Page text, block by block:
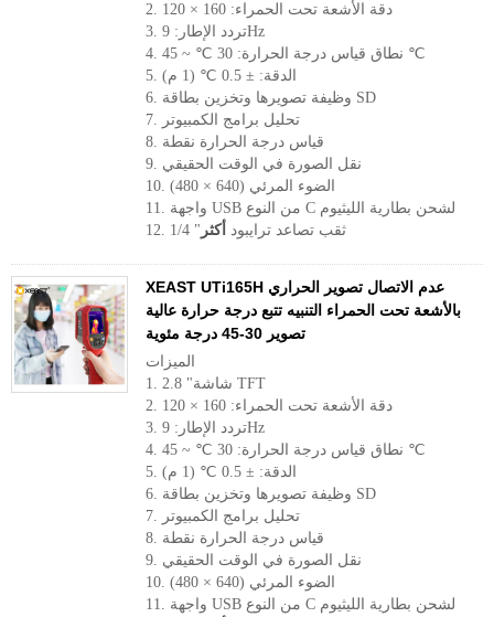
2. دقة الأشعة تحت الحمراء: 160 × 120
3. تردد الإطار: 9Hz
4. نطاق قياس درجة الحرارة: 30 ℃ ~ 45 ℃
5. الدقة: ± 0.5 ℃ (1 م)
6. وظيفة تصويرها وتخزين بطاقة SD
7. تحليل برامج الكمبيوتر
8. قياس درجة الحرارة نقطة
9. نقل الصورة في الوقت الحقيقي
10. الضوء المرئي (640 × 480)
11. واجهة USB من النوع C لشحن بطارية الليثيوم
12. 1/4 "ثقب تصاعد ترايبود أكثر
XEAST UTi165H عدم الاتصال تصوير الحراري
بالأشعة تحت الحمراء التنبيه تتبع درجة حرارة عالية
تصوير 30-45 درجة مئوية
الميزات
1. 2.8 "شاشة TFT
2. دقة الأشعة تحت الحمراء: 160 × 120
3. تردد الإطار: 9Hz
4. نطاق قياس درجة الحرارة: 30 ℃ ~ 45 ℃
5. الدقة: ± 0.5 ℃ (1 م)
6. وظيفة تصويرها وتخزين بطاقة SD
7. تحليل برامج الكمبيوتر
8. قياس درجة الحرارة نقطة
9. نقل الصورة في الوقت الحقيقي
10. الضوء المرئي (640 × 480)
11. واجهة USB من النوع C لشحن بطارية الليثيوم